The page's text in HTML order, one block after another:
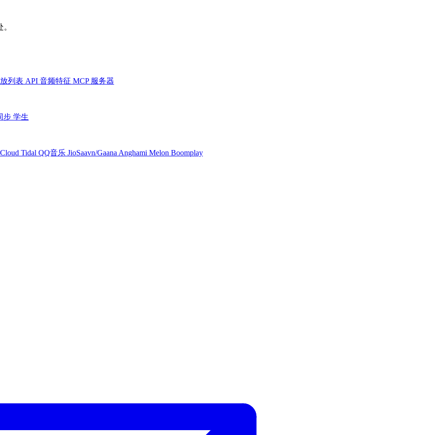
列表 API 音频特征 MCP 服务器
步 学生
Tidal QQ音乐 JioSaavn/Gaana Anghami Melon Boomplay